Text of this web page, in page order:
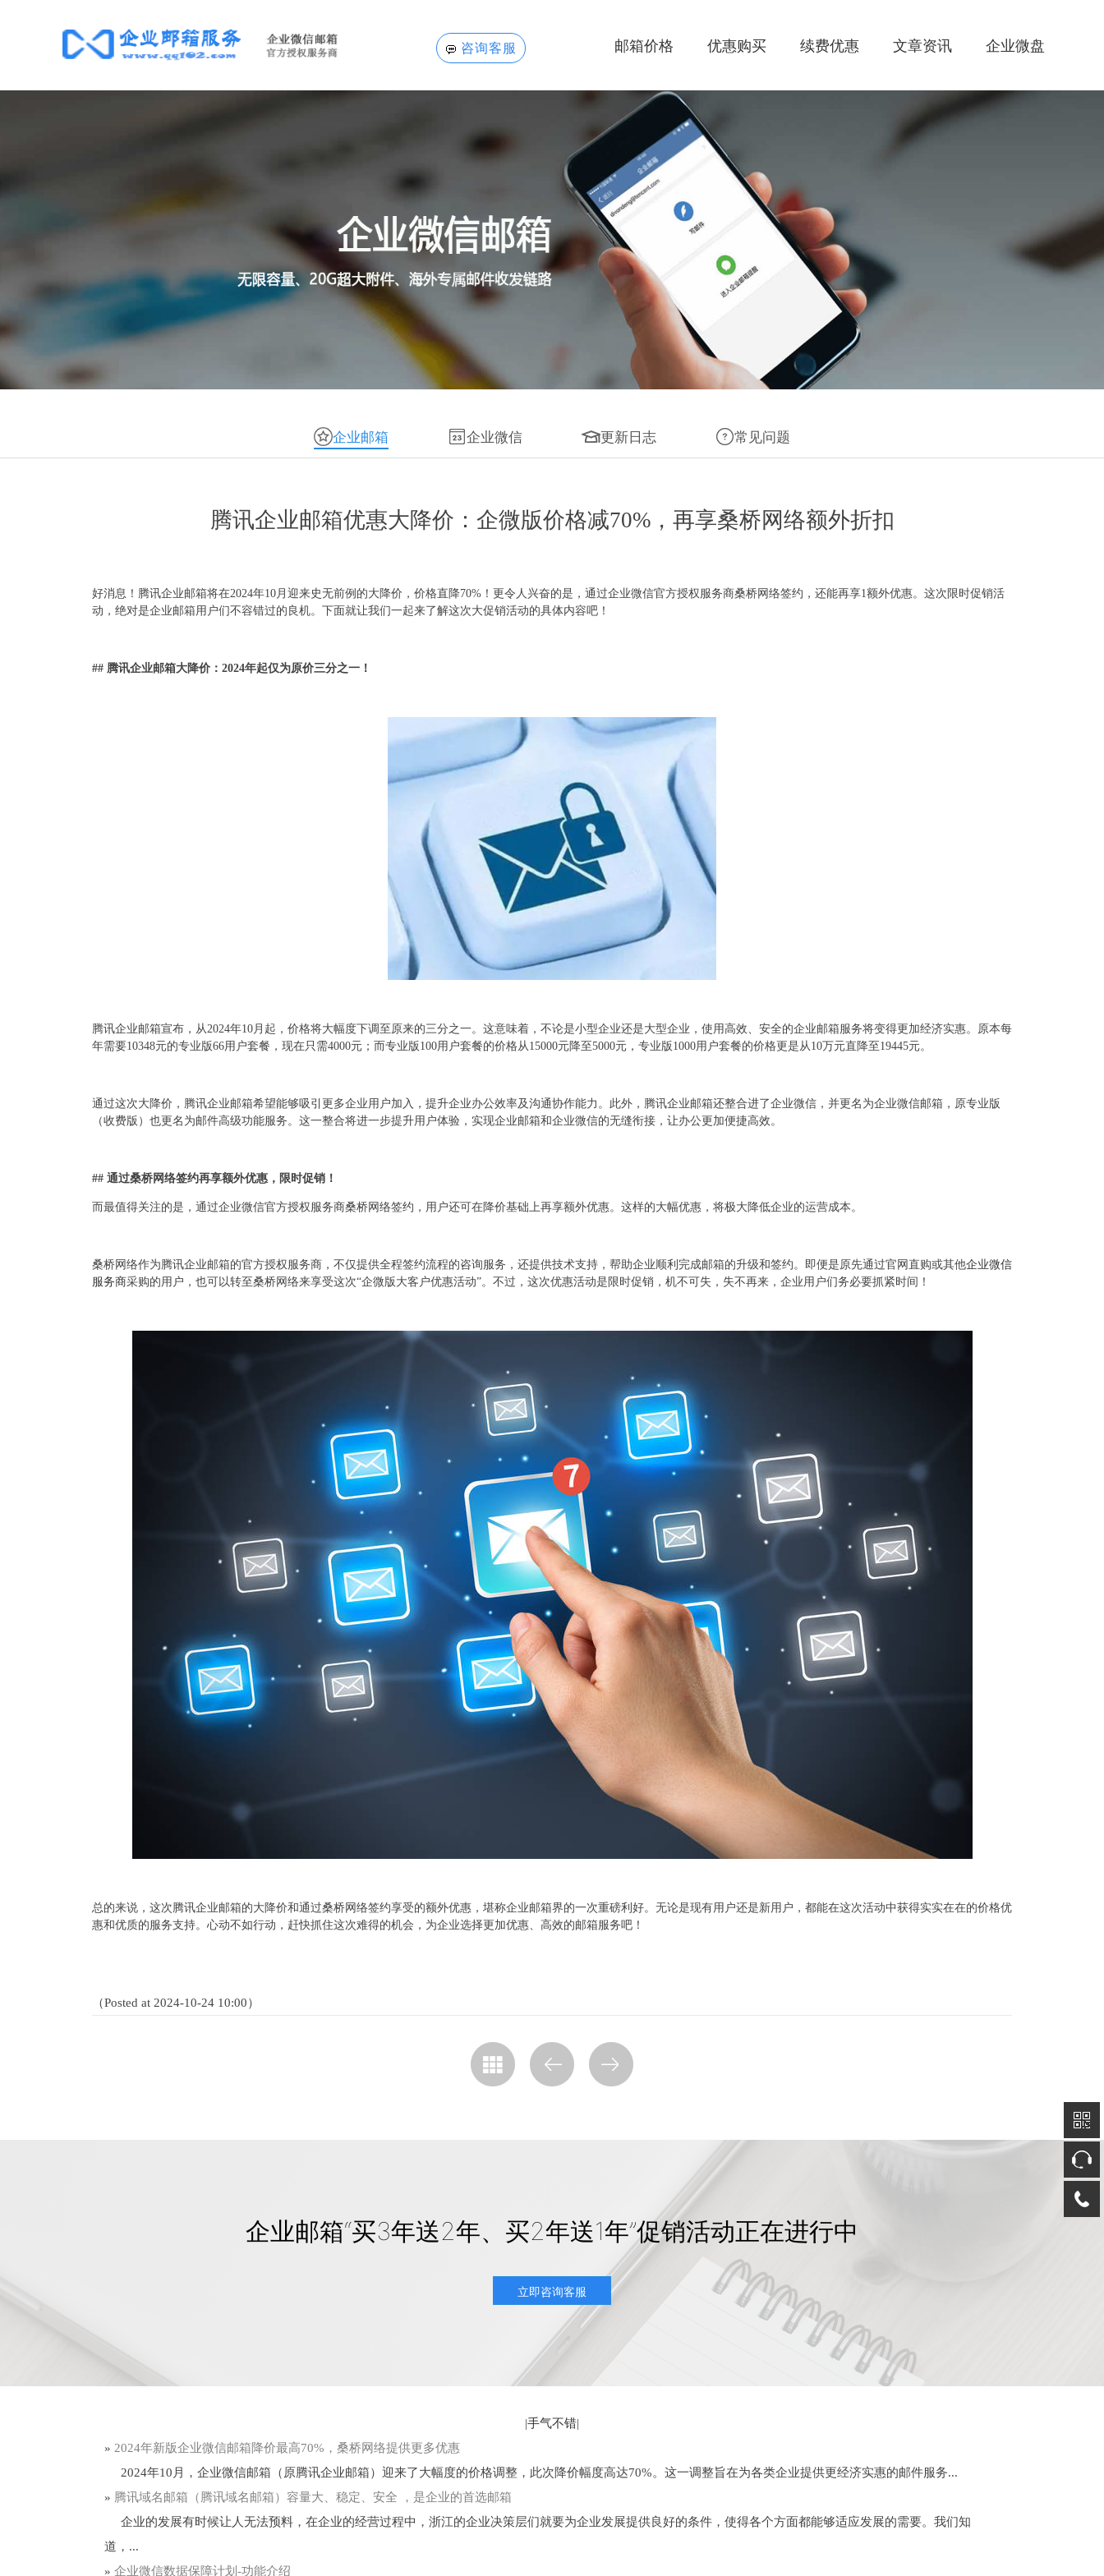
咨询客服 邮箱价格 优惠购买 续费优惠 文章资讯 企业微盘
企业邮箱 企业微信 更新日志 常见问题
腾讯企业邮箱优惠大降价：企微版价格减70%，再享桑桥网络额外折扣
好消息！腾讯企业邮箱将在2024年10月迎来史无前例的大降价，价格直降70%！更令人兴奋的是，通过企业微信官方授权服务商桑桥网络签约，还能再享1额外优惠。这次限时促销活
动，绝对是企业邮箱用户们不容错过的良机。下面就让我们一起来了解这次大促销活动的具体内容吧！
## 腾讯企业邮箱大降价：2024年起仅为原价三分之一！
腾讯企业邮箱宣布，从2024年10月起，价格将大幅度下调至原来的三分之一。这意味着，不论是小型企业还是大型企业，使用高效、安全的企业邮箱服务将变得更加经济实惠。原本每
年需要10348元的专业版66用户套餐，现在只需4000元；而专业版100用户套餐的价格从15000元降至5000元，专业版1000用户套餐的价格更是从10万元直降至19445元。
通过这次大降价，腾讯企业邮箱希望能够吸引更多企业用户加入，提升企业办公效率及沟通协作能力。此外，腾讯企业邮箱还整合进了企业微信，并更名为企业微信邮箱，原专业版
（收费版）也更名为邮件高级功能服务。这一整合将进一步提升用户体验，实现企业邮箱和企业微信的无缝衔接，让办公更加便捷高效。
## 通过桑桥网络签约再享额外优惠，限时促销！
而最值得关注的是，通过企业微信官方授权服务商桑桥网络签约，用户还可在降价基础上再享额外优惠。这样的大幅优惠，将极大降低企业的运营成本。
桑桥网络作为腾讯企业邮箱的官方授权服务商，不仅提供全程签约流程的咨询服务，还提供技术支持，帮助企业顺利完成邮箱的升级和签约。即便是原先通过官网直购或其他企业微信
服务商采购的用户，也可以转至桑桥网络来享受这次“企微版大客户优惠活动”。不过，这次优惠活动是限时促销，机不可失，失不再来，企业用户们务必要抓紧时间！
总的来说，这次腾讯企业邮箱的大降价和通过桑桥网络签约享受的额外优惠，堪称企业邮箱界的一次重磅利好。无论是现有用户还是新用户，都能在这次活动中获得实实在在的价格优
惠和优质的服务支持。心动不如行动，赶快抓住这次难得的机会，为企业选择更加优惠、高效的邮箱服务吧！
（Posted at 2024-10-24 10:00）
企业邮箱“买3年送2年、买2年送1年”促销活动正在进行中
立即咨询客服
|手气不错|
» 2024年新版企业微信邮箱降价最高70%，桑桥网络提供更多优惠
2024年10月，企业微信邮箱（原腾讯企业邮箱）迎来了大幅度的价格调整，此次降价幅度高达70%。这一调整旨在为各类企业提供更经济实惠的邮件服务...
» 腾讯​域名邮箱（腾讯域名邮箱）容量大、稳定、安全 ，是企业的首选邮箱
企业的发展有时候让人无法预料，在企业的经营过程中，浙江的企业决策层们就要为企业发展提供良好的条件，使得各个方面都能够适应发展的需要。我们知
道，...
» 企业微信数据保障计划-功能介绍